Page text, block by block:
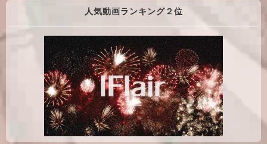
人気動画ランキング２位